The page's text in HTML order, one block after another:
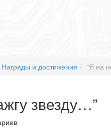
Награды и достижения “Я на
звезду…”